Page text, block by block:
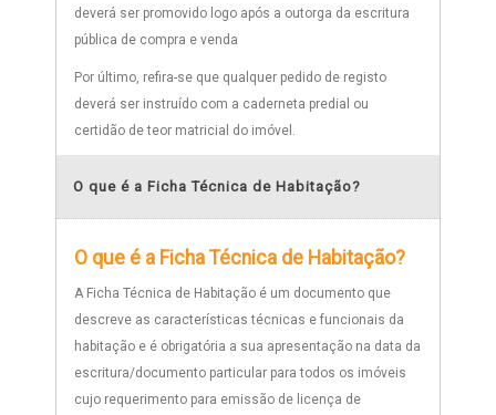
deverá ser promovido logo após a outorga da escritura
pública de compra e venda
Por último, refira-se que qualquer pedido de registo
deverá ser instruído com a caderneta predial ou
certidão de teor matricial do imóvel.
O que é a Ficha Técnica de Habitação?
O que é a Ficha Técnica de Habitação?
A Ficha Técnica de Habitação é um documento que
descreve as características técnicas e funcionais da
habitação e é obrigatória a sua apresentação na data da
escritura/documento particular para todos os imóveis
cujo requerimento para emissão de licença de